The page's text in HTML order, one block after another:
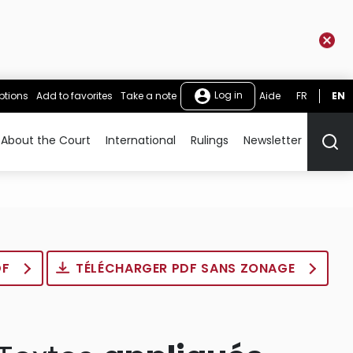
Add to favorites Take a note Log in Aide FR EN
About the Court International Rulings Newsletter
TÉLÉCHARGER PDF SANS ZONAGE